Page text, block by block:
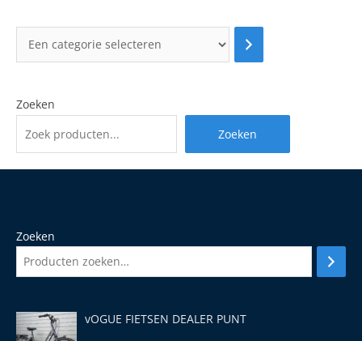
Zoeken
Zoeken
Zoeken
vOGUE FIETSEN DEALER PUNT